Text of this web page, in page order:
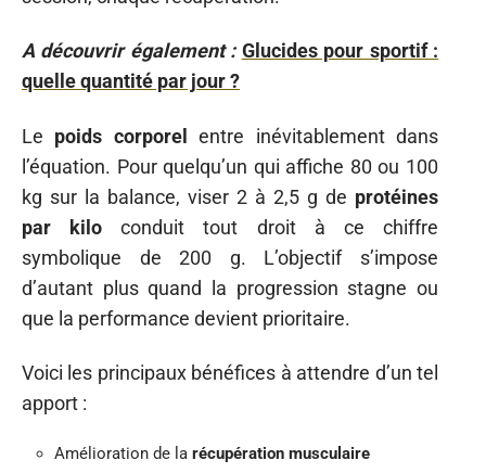
A découvrir également : Glucides pour sportif :
quelle quantité par jour ?
Le poids corporel entre inévitablement dans
l’équation. Pour quelqu’un qui affiche 80 ou 100
kg sur la balance, viser 2 à 2,5 g de protéines
par kilo conduit tout droit à ce chiffre
symbolique de 200 g. L’objectif s’impose
d’autant plus quand la progression stagne ou
que la performance devient prioritaire.
Voici les principaux bénéfices à attendre d’un tel
apport :
Amélioration de la récupération musculaire